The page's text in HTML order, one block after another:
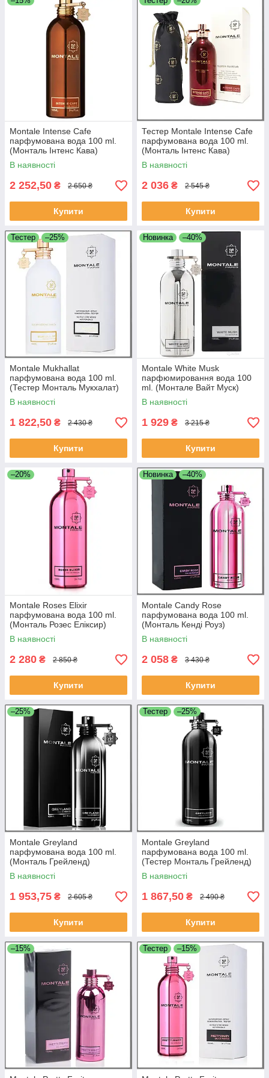
Montale Intense Cafe
парфумована вода 100 ml.
(Монталь Інтенс Кава)
В наявності
2 252,50 ₴ 2 650 ₴
Купити
Тестер Montale Intense Cafe
парфумована вода 100 ml.
(Монталь Інтенс Кава)
В наявності
2 036 ₴ 2 545 ₴
Купити
Тестер –25%
Montale Mukhallat
парфумована вода 100 ml.
(Тестер Монталь Мукхалат)
В наявності
1 822,50 ₴ 2 430 ₴
Купити
Новинка –40%
Montale White Musk
парфюмировання вода 100
ml. (Монтале Вайт Муск)
В наявності
1 929 ₴ 3 215 ₴
Купити
–20%
Montale Roses Elixir
парфумована вода 100 ml.
(Монталь Розес Еліксир)
В наявності
2 280 ₴ 2 850 ₴
Купити
Новинка –40%
Montale Candy Rose
парфумована вода 100 ml.
(Монталь Кенді Роуз)
В наявності
2 058 ₴ 3 430 ₴
Купити
–25%
Montale Greyland
парфумована вода 100 ml.
(Монталь Грейленд)
В наявності
1 953,75 ₴ 2 605 ₴
Купити
Тестер –25%
Montale Greyland
парфумована вода 100 ml.
(Тестер Монталь Грейленд)
В наявності
1 867,50 ₴ 2 490 ₴
Купити
–15% Тестер –15%